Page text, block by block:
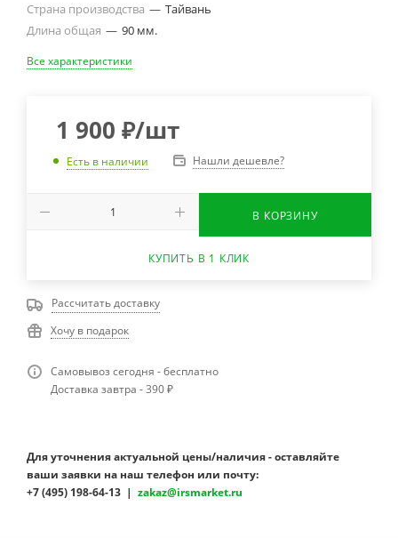
Страна производства — Тайвань
Длина общая — 90 мм.
Все характеристики
1 900 ₽/шт
Есть в наличии Нашли дешевле?
В КОРЗИНУ
КУПИТЬ В 1 КЛИК
Рассчитать доставку
Хочу в подарок
Самовывоз сегодня - бесплатно
Доставка завтра - 390 ₽
Для уточнения актуальной цены/наличия - оставляйте
ваши заявки на наш телефон или почту:
+7 (495) 198-64-13 | zakaz@irsmarket.ru